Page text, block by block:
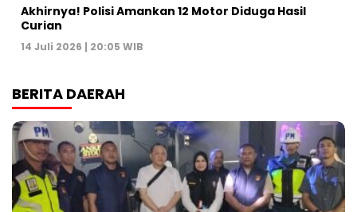
Akhirnya! Polisi Amankan 12 Motor Diduga Hasil
Curian
14 Juli 2026 | 20:05 WIB
BERITA DAERAH